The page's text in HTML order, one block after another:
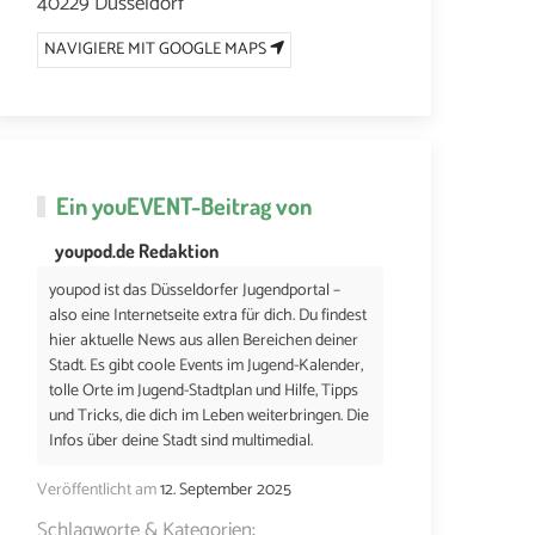
NAVIGIERE MIT GOOGLE MAPS
EinyouEVENT-Beitrag von
youpod.de Redaktion
youpod ist das Düsseldorfer Jugendportal –
also eine Internetseite extra für dich. Du findest
hier aktuelle News aus allen Bereichen deiner
Stadt. Es gibt coole Events im Jugend-Kalender,
tolle Orte im Jugend-Stadtplan und Hilfe, Tipps
und Tricks, die dich im Leben weiterbringen. Die
Infos über deine Stadt sind multimedial.
Veröffentlicht am12. September 2025